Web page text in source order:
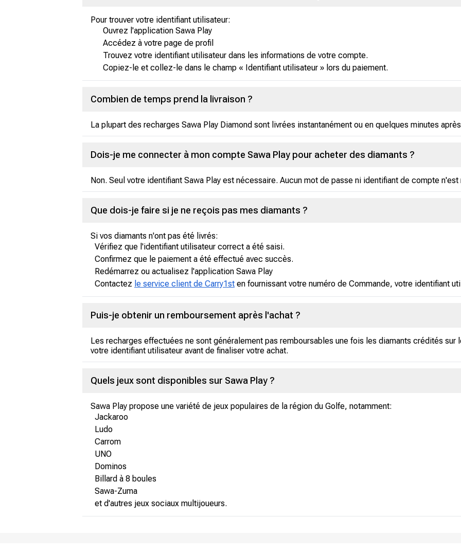
Pour trouver votre identifiant utilisateur:
Ouvrez l'application Sawa Play
Accédez à votre page de profil
Trouvez votre identifiant utilisateur dans les informations de votre compte.
Copiez-le et collez-le dans le champ « Identifiant utilisateur » lors du paiement.
Combien de temps prend la livraison ?
La plupart des recharges Sawa Play Diamond sont livrées instantanément ou en quelques minutes
Dois-je me connecter à mon compte Sawa Play pour acheter des diamants ?
Non. Seul votre identifiant Sawa Play est nécessaire. Aucun mot de passe ni identifiant de compte
Que dois-je faire si je ne reçois pas mes diamants ?
Si vos diamants n'ont pas été livrés:
Vérifiez que l'identifiant utilisateur correct a été saisi.
Confirmez que le paiement a été effectué avec succès.
Redémarrez ou actualisez l'application Sawa Play
Contactez le service client de Carry1st en fournissant votre numéro de Commande, votre identifiant
Puis-je obtenir un remboursement après l'achat ?
Les recharges effectuées ne sont généralement pas remboursables une fois les diamants crédités
votre identifiant utilisateur avant de finaliser votre achat.
Quels jeux sont disponibles sur Sawa Play ?
Sawa Play propose une variété de jeux populaires de la région du Golfe, notamment:
Jackaroo
Ludo
Carrom
UNO
Dominos
Billard à 8 boules
Sawa-Zuma
et d'autres jeux sociaux multijoueurs.